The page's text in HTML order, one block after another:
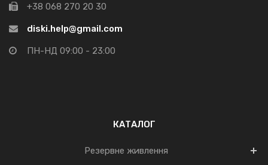
+38 068 270 20 30
diski.help@gmail.com
ПН-НД 09:00 - 23:00
КАТАЛОГ
Резервне живлення